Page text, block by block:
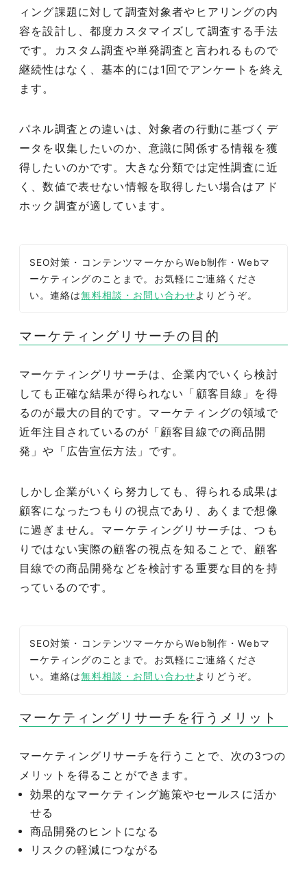
ィング課題に対して調査対象者やヒアリングの内
容を設計し、都度カスタマイズして調査する手法
です。カスタム調査や単発調査と言われるもので
継続性はなく、基本的には1回でアンケートを終え
ます。
パネル調査との違いは、対象者の行動に基づくデ
ータを収集したいのか、意識に関係する情報を獲
得したいのかです。大きな分類では定性調査に近
く、数値で表せない情報を取得したい場合はアド
ホック調査が適しています。
SEO対策・コンテンツマーケからWeb制作・Webマ
ーケティングのことまで。お気軽にご連絡くださ
い。連絡は無料相談・お問い合わせよりどうぞ。
マーケティングリサーチの目的
マーケティングリサーチは、企業内でいくら検討
しても正確な結果が得られない「顧客目線」を得
るのが最大の目的です。マーケティングの領域で
近年注目されているのが「顧客目線での商品開
発」や「広告宣伝方法」です。
しかし企業がいくら努力しても、得られる成果は
顧客になったつもりの視点であり、あくまで想像
に過ぎません。マーケティングリサーチは、つも
りではない実際の顧客の視点を知ることで、顧客
目線での商品開発などを検討する重要な目的を持
っているのです。
SEO対策・コンテンツマーケからWeb制作・Webマ
ーケティングのことまで。お気軽にご連絡くださ
い。連絡は無料相談・お問い合わせよりどうぞ。
マーケティングリサーチを行うメリット
マーケティングリサーチを行うことで、次の3つの
メリットを得ることができます。
効果的なマーケティング施策やセールスに活か
せる
商品開発のヒントになる
リスクの軽減につながる